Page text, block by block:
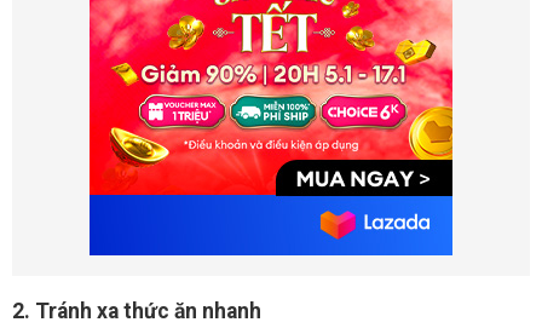
2. Tránh xa thức ăn nhanh